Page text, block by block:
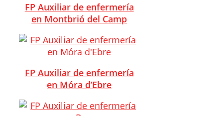
FP Auxiliar de enfermería
en Montbrió del Camp
FP Auxiliar de enfermería
en Móra d’Ebre